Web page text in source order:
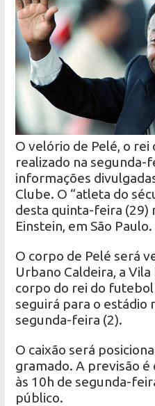
O velório de Pelé, o
realizado na segunda-
informações
Clube. O “atleta do
desta quinta-feira (29)
Einstein, em São Paulo.
O corpo de Pelé será
Urbano Caldeira, a
corpo do rei do futebol
seguirá para o estádio
segunda-feira (2).
O caixão será
gramado. A previsão
às 10h de segunda-
público.